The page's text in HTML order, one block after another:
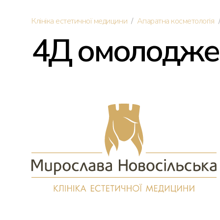
Ін'єкції краси
Трансплантація волосся
Інтимна пластика
Клініка естетичної медицини / Апаратна косметологія /
4Д